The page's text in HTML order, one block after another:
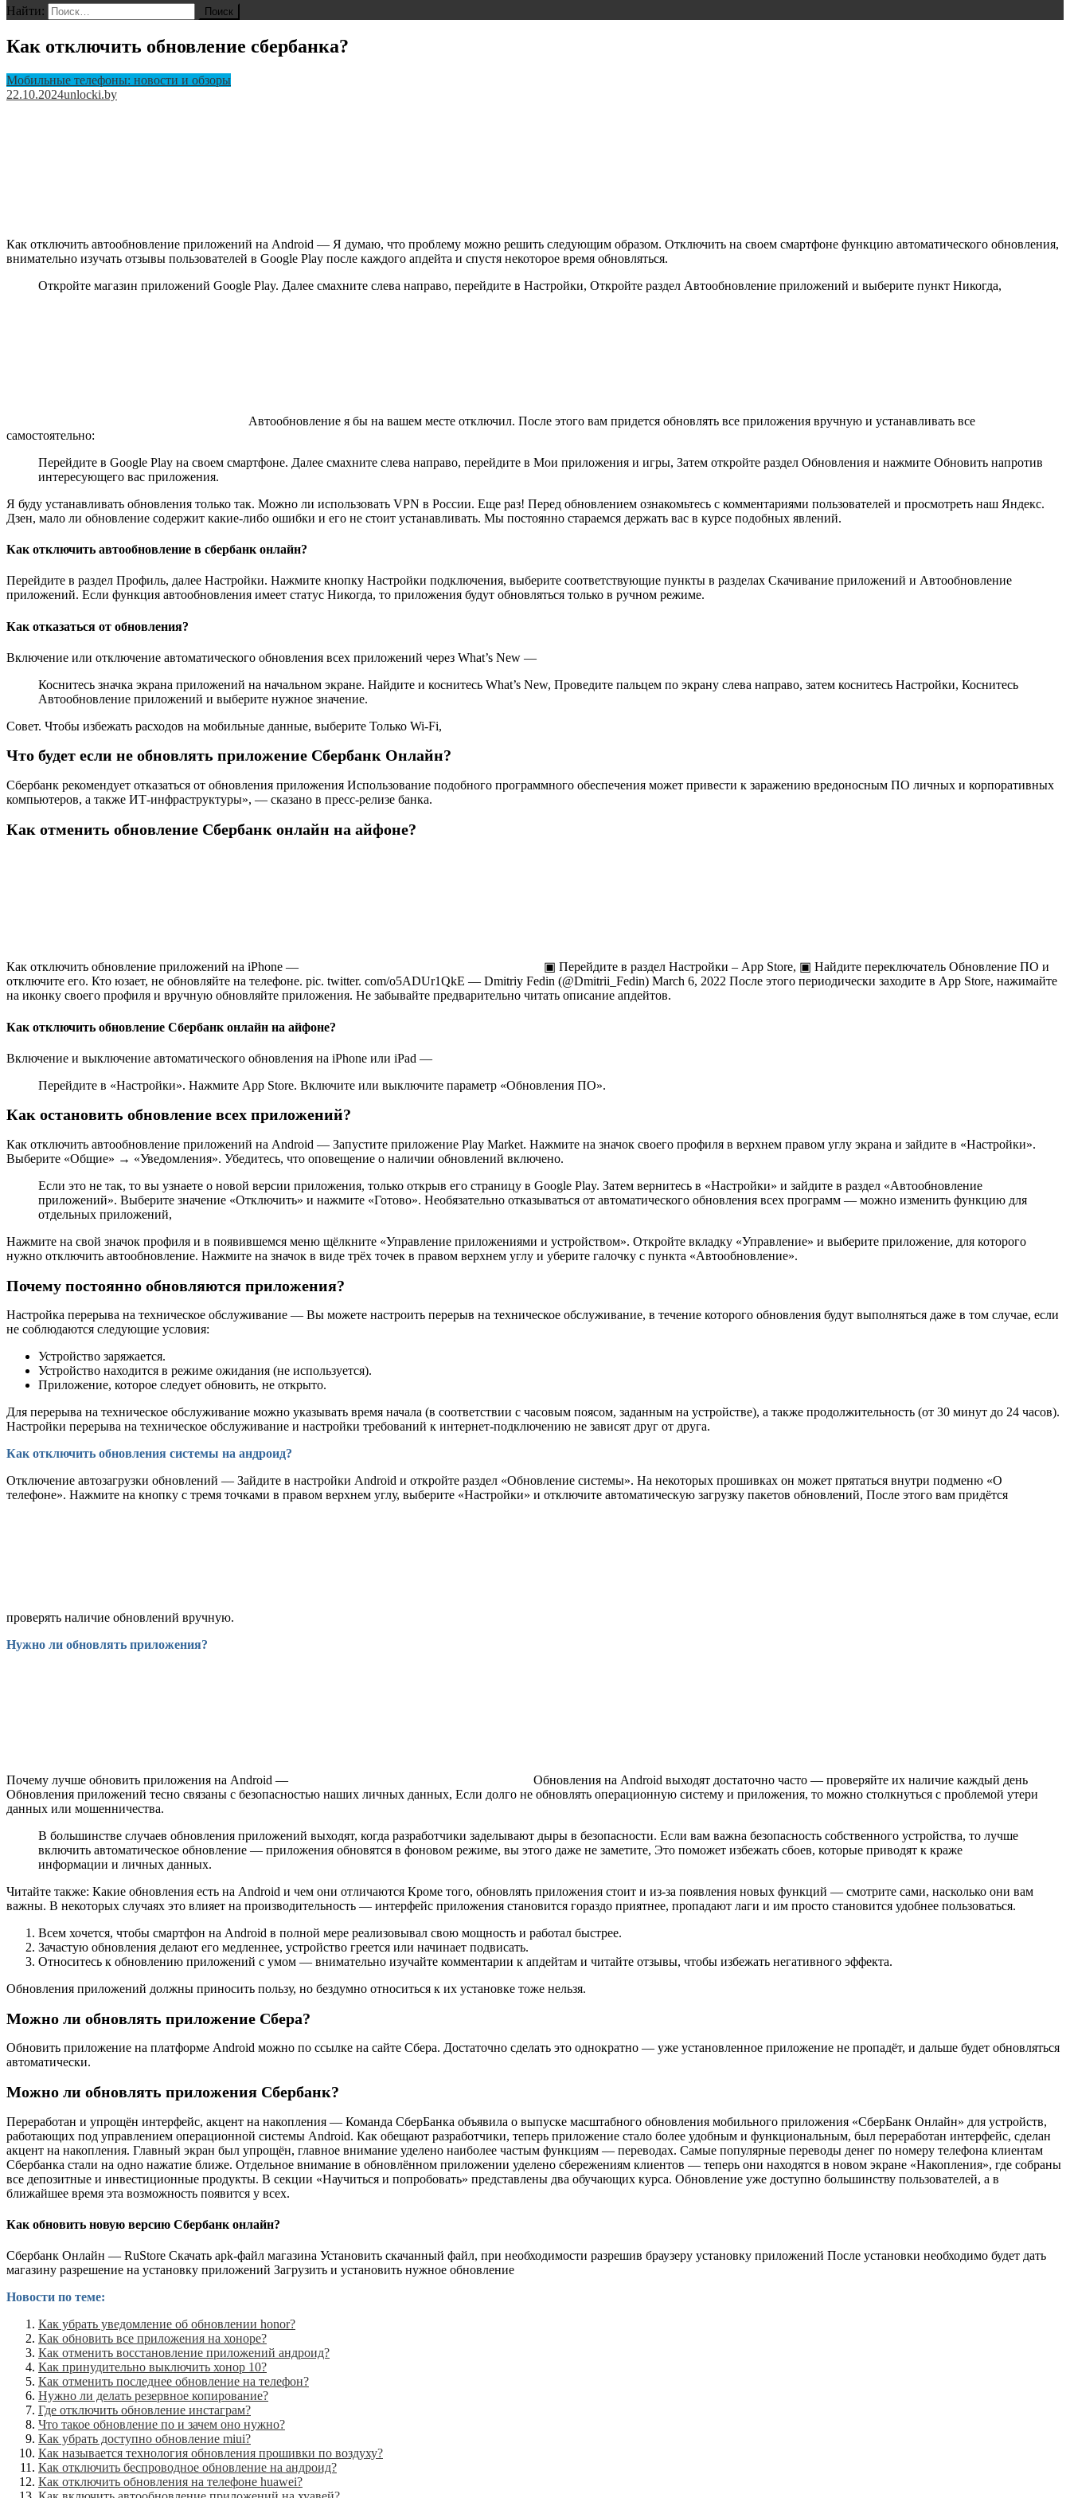
Найти:
Как отключить обновление сбербанка?
Мобильные телефоны: новости и обзоры
22.10.2024unlocki.by
Как отключить автообновление приложений на Android — Я думаю, что проблему можно решить следующим образом. Отключить на своем смартфоне функцию автоматического обновления,
внимательно изучать отзывы пользователей в Google Play после каждого апдейта и спустя некоторое время обновляться.
Откройте магазин приложений Google Play. Далее смахните слева направо, перейдите в Настройки, Откройте раздел Автообновление приложений и выберите пункт Никогда,
Автообновление я бы на вашем месте отключил. После этого вам придется обновлять все приложения вручную и устанавливать все
самостоятельно:
Перейдите в Google Play на своем смартфоне. Далее смахните слева направо, перейдите в Мои приложения и игры, Затем откройте раздел Обновления и нажмите Обновить напротив
интересующего вас приложения.
Я буду устанавливать обновления только так. Можно ли использовать VPN в России. Еще раз! Перед обновлением ознакомьтесь с комментариями пользователей и просмотреть наш Яндекс.
Дзен, мало ли обновление содержит какие-либо ошибки и его не стоит устанавливать. Мы постоянно стараемся держать вас в курсе подобных явлений.
Как отключить автообновление в сбербанк онлайн?
Перейдите в раздел Профиль, далее Настройки. Нажмите кнопку Настройки подключения, выберите соответствующие пункты в разделах Скачивание приложений и Автообновление
приложений. Если функция автообновления имеет статус Никогда, то приложения будут обновляться только в ручном режиме.
Как отказаться от обновления?
Включение или отключение автоматического обновления всех приложений через What’s New —
Коснитесь значка экрана приложений на начальном экране. Найдите и коснитесь What’s New, Проведите пальцем по экрану слева направо, затем коснитесь Настройки, Коснитесь
Автообновление приложений и выберите нужное значение.
Совет. Чтобы избежать расходов на мобильные данные, выберите Только Wi-Fi,
Что будет если не обновлять приложение Сбербанк Онлайн?
Сбербанк рекомендует отказаться от обновления приложения Использование подобного программного обеспечения может привести к заражению вредоносным ПО личных и корпоративных
компьютеров, а также ИТ-инфраструктуры», — сказано в пресс-релизе банка.
Как отменить обновление Сбербанк онлайн на айфоне?
Как отключить обновление приложений на iPhone —
▣ Перейдите в раздел Настройки – App Store, ▣ Найдите переключатель Обновление ПО и
отключите его. Кто юзает, не обновляйте на телефоне. pic. twitter. com/o5ADUr1QkE — Dmitriy Fedin (@Dmitrii_Fedin) March 6, 2022 После этого периодически заходите в App Store, нажимайте
на иконку своего профиля и вручную обновляйте приложения. Не забывайте предварительно читать описание апдейтов.
Как отключить обновление Сбербанк онлайн на айфоне?
Включение и выключение автоматического обновления на iPhone или iPad —
Перейдите в «Настройки». Нажмите App Store. Включите или выключите параметр «Обновления ПО».
Как остановить обновление всех приложений?
Как отключить автообновление приложений на Android — Запустите приложение Play Market. Нажмите на значок своего профиля в верхнем правом углу экрана и зайдите в «Настройки».
Выберите «Общие» → «Уведомления». Убедитесь, что оповещение о наличии обновлений включено.
Если это не так, то вы узнаете о новой версии приложения, только открыв его страницу в Google Play. Затем вернитесь в «Настройки» и зайдите в раздел «Автообновление
приложений». Выберите значение «Отключить» и нажмите «Готово». Необязательно отказываться от автоматического обновления всех программ — можно изменить функцию для
отдельных приложений,
Нажмите на свой значок профиля и в появившемся меню щёлкните «Управление приложениями и устройством». Откройте вкладку «Управление» и выберите приложение, для которого
нужно отключить автообновление. Нажмите на значок в виде трёх точек в правом верхнем углу и уберите галочку с пункта «Автообновление».
Почему постоянно обновляются приложения?
Настройка перерыва на техническое обслуживание — Вы можете настроить перерыв на техническое обслуживание, в течение которого обновления будут выполняться даже в том случае, если
не соблюдаются следующие условия:
Устройство заряжается.
Устройство находится в режиме ожидания (не используется).
Приложение, которое следует обновить, не открыто.
Для перерыва на техническое обслуживание можно указывать время начала (в соответствии с часовым поясом, заданным на устройстве), а также продолжительность (от 30 минут до 24 часов).
Настройки перерыва на техническое обслуживание и настройки требований к интернет-подключению не зависят друг от друга.
Как отключить обновления системы на андроид?
Отключение автозагрузки обновлений — Зайдите в настройки Android и откройте раздел «Обновление системы». На некоторых прошивках он может прятаться внутри подменю «О
телефоне». Нажмите на кнопку с тремя точками в правом верхнем углу, выберите «Настройки» и отключите автоматическую загрузку пакетов обновлений, После этого вам придётся
проверять наличие обновлений вручную.
Нужно ли обновлять приложения?
Почему лучше обновить приложения на Android —
Обновления на Android выходят достаточно часто — проверяйте их наличие каждый день
Обновления приложений тесно связаны с безопасностью наших личных данных, Если долго не обновлять операционную систему и приложения, то можно столкнуться с проблемой утери
данных или мошенничества.
В большинстве случаев обновления приложений выходят, когда разработчики заделывают дыры в безопасности. Если вам важна безопасность собственного устройства, то лучше
включить автоматическое обновление — приложения обновятся в фоновом режиме, вы этого даже не заметите, Это поможет избежать сбоев, которые приводят к краже
информации и личных данных.
Читайте также: Какие обновления есть на Android и чем они отличаются Кроме того, обновлять приложения стоит и из-за появления новых функций — смотрите сами, насколько они вам
важны. В некоторых случаях это влияет на производительность — интерфейс приложения становится гораздо приятнее, пропадают лаги и им просто становится удобнее пользоваться.
Всем хочется, чтобы смартфон на Android в полной мере реализовывал свою мощность и работал быстрее.
Зачастую обновления делают его медленнее, устройство греется или начинает подвисать.
Относитесь к обновлению приложений с умом — внимательно изучайте комментарии к апдейтам и читайте отзывы, чтобы избежать негативного эффекта.
Обновления приложений должны приносить пользу, но бездумно относиться к их установке тоже нельзя.
Можно ли обновлять приложение Сбера?
Обновить приложение на платформе Android можно по ссылке на сайте Сбера. Достаточно сделать это однократно — уже установленное приложение не пропадёт, и дальше будет обновляться
автоматически.
Можно ли обновлять приложения Сбербанк?
Переработан и упрощён интерфейс, акцент на накопления — Команда СберБанка объявила о выпуске масштабного обновления мобильного приложения «СберБанк Онлайн» для устройств,
работающих под управлением операционной системы Android. Как обещают разработчики, теперь приложение стало более удобным и функциональным, был переработан интерфейс, сделан
акцент на накопления. Главный экран был упрощён, главное внимание уделено наиболее частым функциям — переводах. Самые популярные переводы денег по номеру телефона клиентам
Сбербанка стали на одно нажатие ближе. Отдельное внимание в обновлённом приложении уделено сбережениям клиентов — теперь они находятся в новом экране «Накопления», где собраны
все депозитные и инвестиционные продукты. В секции «Научиться и попробовать» представлены два обучающих курса. Обновление уже доступно большинству пользователей, а в
ближайшее время эта возможность появится у всех.
Как обновить новую версию Сбербанк онлайн?
Сбербанк Онлайн — RuStore Скачать apk-файл магазина Установить скачанный файл, при необходимости разрешив браузеру установку приложений После установки необходимо будет дать
магазину разрешение на установку приложений Загрузить и установить нужное обновление
Новости по теме:
Как убрать уведомление об обновлении honor?
Как обновить все приложения на хоноре?
Как отменить восстановление приложений андроид?
Как принудительно выключить хонор 10?
Как отменить последнее обновление на телефон?
Нужно ли делать резервное копирование?
Где отключить обновление инстаграм?
Что такое обновление по и зачем оно нужно?
Как убрать доступно обновление miui?
Как называется технология обновления прошивки по воздуху?
Как отключить беспроводное обновление на андроид?
Как отключить обновления на телефоне huawei?